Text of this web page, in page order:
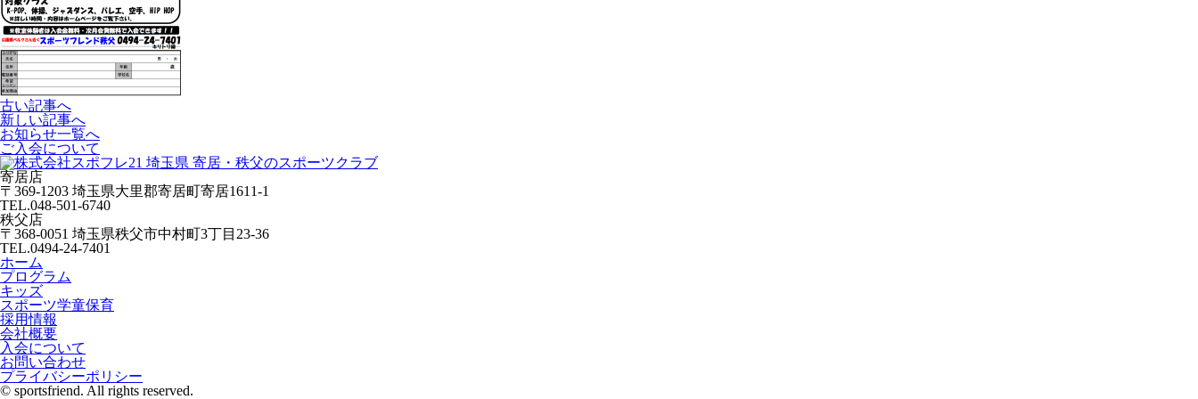
古い記事へ
新しい記事へ
お知らせ一覧へ
ご入会について
寄居店
〒369-1203 埼玉県大里郡寄居町寄居1611-1
TEL.048-501-6740
秩父店
〒368-0051 埼玉県秩父市中村町3丁目23-36
TEL.0494-24-7401
ホーム
プログラム
キッズ
スポーツ学童保育
採用情報
会社概要
入会について
お問い合わせ
プライバシーポリシー
© sportsfriend. All rights reserved.